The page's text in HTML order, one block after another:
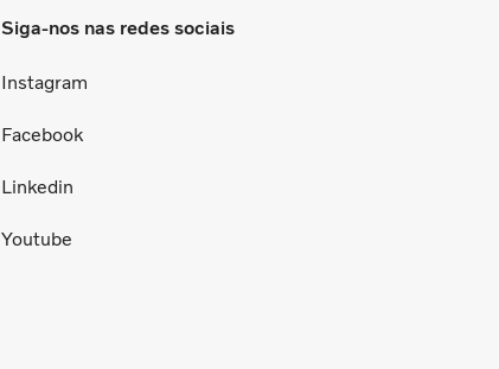
Siga-nos nas redes sociais
Instagram
Facebook
Linkedin
Youtube